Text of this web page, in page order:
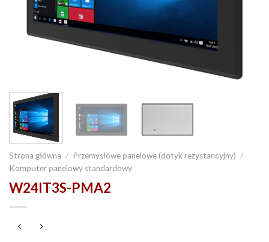
Strona główna / Przemysłowe panelowe (dotyk rezystancyjny) /
Komputer panelowy standardowy
W24IT3S-PMA2